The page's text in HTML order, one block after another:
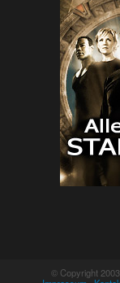
© Copyright